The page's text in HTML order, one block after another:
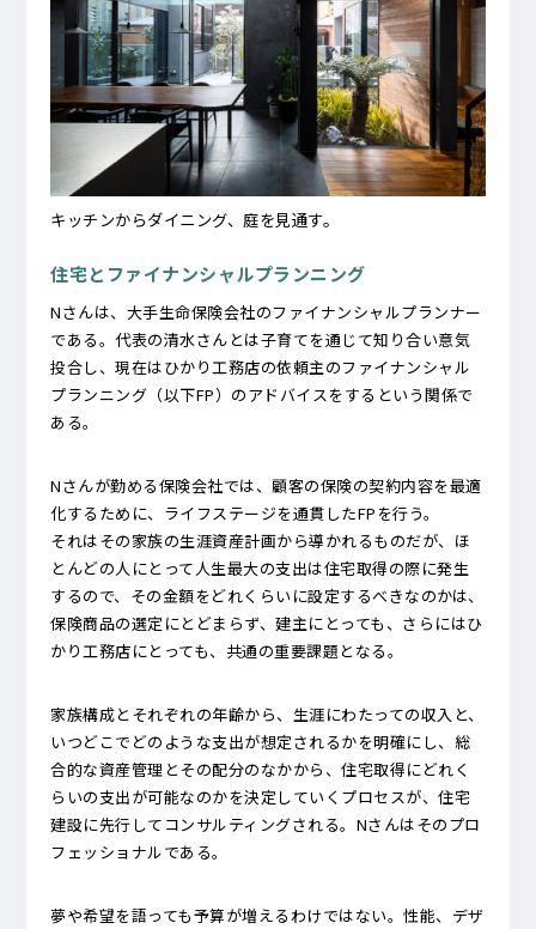
キッチンからダイニング、庭を見通す。
住宅とファイナンシャルプランニング
Nさんは、大手生命保険会社のファイナンシャルプランナー
である。代表の清水さんとは子育てを通じて知り合い意気
投合し、現在はひかり工務店の依頼主のファイナンシャル
プランニング（以下FP）のアドバイスをするという関係で
ある。
Nさんが勤める保険会社では、顧客の保険の契約内容を最適
化するために、ライフステージを通貫したFPを行う。
それはその家族の生涯資産計画から導かれるものだが、ほ
とんどの人にとって人生最大の支出は住宅取得の際に発生
するので、その金額をどれくらいに設定するべきなのかは、
保険商品の選定にとどまらず、建主にとっても、さらにはひ
かり工務店にとっても、共通の重要課題となる。
家族構成とそれぞれの年齢から、生涯にわたっての収入と、
いつどこでどのような支出が想定されるかを明確にし、総
合的な資産管理とその配分のなかから、住宅取得にどれく
らいの支出が可能なのかを決定していくプロセスが、住宅
建設に先行してコンサルティングされる。Nさんはそのプロ
フェッショナルである。
夢や希望を語っても予算が増えるわけではない。性能、デザ